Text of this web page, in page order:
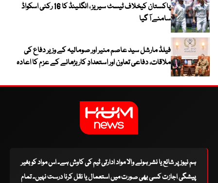
پاکستان کیخلاف ٹیسٹ سیریز ، انگلینڈ کا 16 رکنی اسکواڈ
سامنے آ گیا
فیلڈ مارشل سید عاصم منیر اور صومالیہ کے وزیر دفاع کی
ملاقات، دفاعی تعاون اور استعدادِ کار بڑھانے کے عزم کا اعادہ
ہم نیوز پر شائع یا نشر ہونے والا مواد ادارتی ٹیم کی کاوش ہے۔ اس مواد کو بغیر
پیشگی اجازت کسی بھی صورت میں استعمال یا نقل کرنا درست نہیں۔ تمام